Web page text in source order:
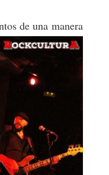
de una manera